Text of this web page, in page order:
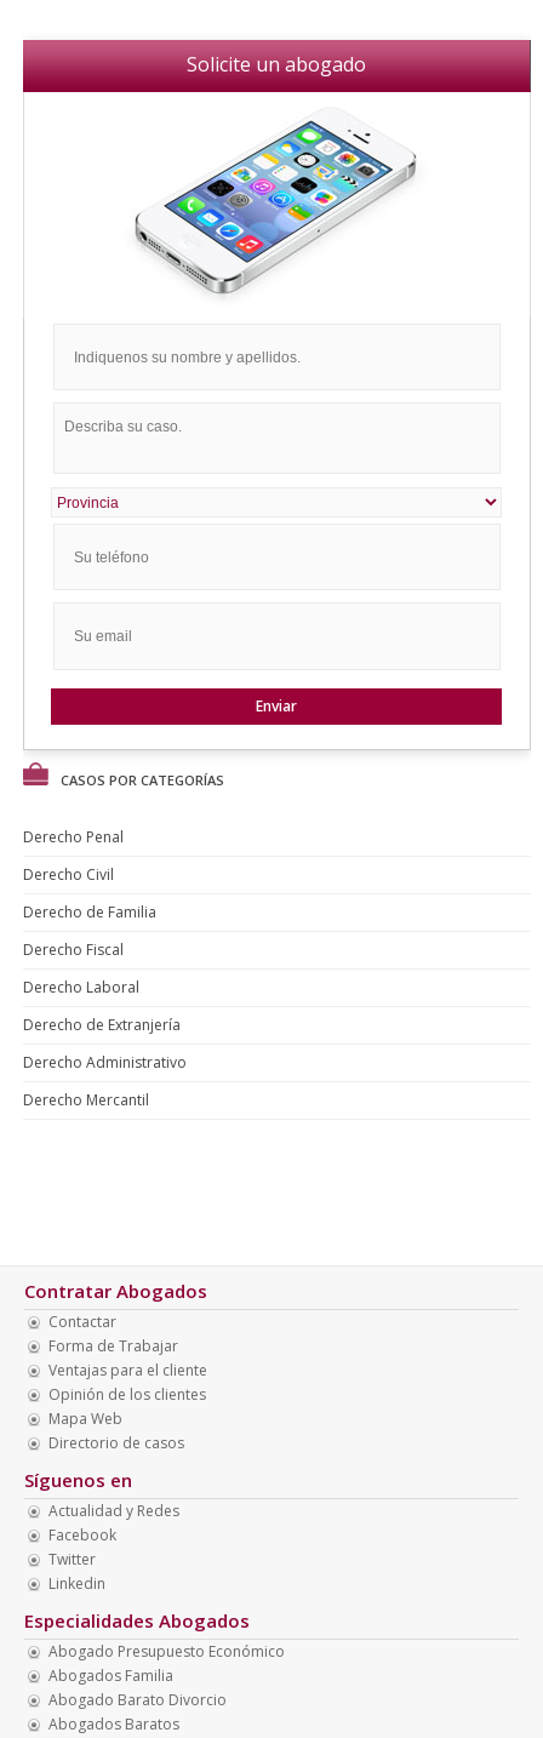
Solicite un abogado
CASOS POR CATEGORÍAS
Derecho Penal
Derecho Civil
Derecho de Familia
Derecho Fiscal
Derecho Laboral
Derecho de Extranjería
Derecho Administrativo
Derecho Mercantil
Contratar Abogados
Contactar
Forma de Trabajar
Ventajas para el cliente
Opinión de los clientes
Mapa Web
Directorio de casos
Síguenos en
Actualidad y Redes
Facebook
Twitter
Linkedin
Especialidades Abogados
Abogado Presupuesto Económico
Abogados Familia
Abogado Barato Divorcio
Abogados Baratos